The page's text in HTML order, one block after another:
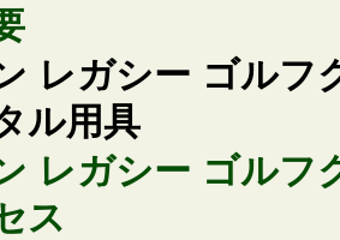
レガシー ゴルフ
ル用具
レガシー ゴルフ
ス